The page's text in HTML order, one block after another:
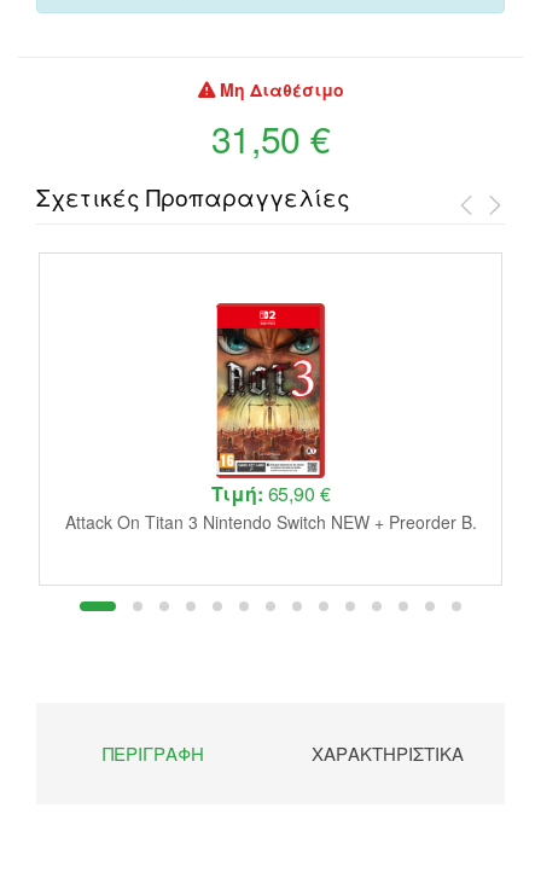
Μη Διαθέσιμο
31,50 €
Σχετικές Προπαραγγελίες
Τιμή: 65,90 €
Attack On Titan 3 Nintendo Switch NEW + Preorder B.
ΠΕΡΙΓΡΑΦΉ ΧΑΡΑΚΤΗΡΙΣΤΙΚΆ